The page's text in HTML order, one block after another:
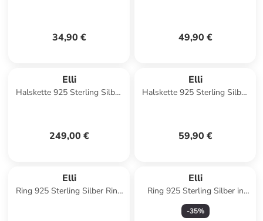
34,90 € 49,90 €
Elli
Halskette 925 Sterling Silber
249,00 €
Elli
Halskette 925 Sterling Silber
59,90 €
Elli
Ring 925 Sterling Silber Ring
Elli
Ring 925 Sterling Silber in
Rosegold
-35%